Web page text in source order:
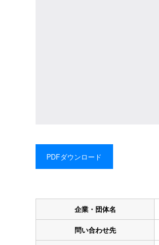
PDFダウンロード
企業・団体名
問い合わせ先